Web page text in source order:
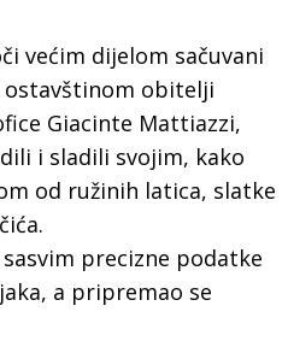
većim dijelom sačuvani
obitelji
Giacinte Mattiazzi,
i sladili svojim, kako
od ružinih latica, slatke
precizne podatke
a pripremao se